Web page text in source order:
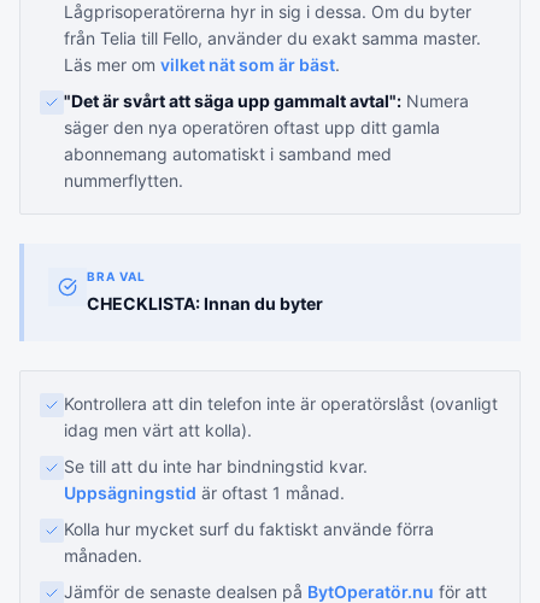
Lågprisoperatörerna hyr in sig i dessa. Om du byter
från Telia till Fello, använder du exakt samma master.
Läs mer om vilket nät som är bäst.
"Det är svårt att säga upp gammalt avtal": Numera
säger den nya operatören oftast upp ditt gamla
abonnemang automatiskt i samband med
nummerflytten.
BRA VAL
CHECKLISTA: Innan du byter
Kontrollera att din telefon inte är operatörslåst (ovanligt
idag men värt att kolla).
Se till att du inte har bindningstid kvar.
Uppsägningstid är oftast 1 månad.
Kolla hur mycket surf du faktiskt använde förra
månaden.
Jämför de senaste dealsen på BytOperatör.nu för att